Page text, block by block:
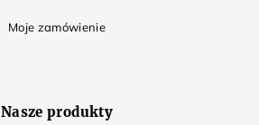
Moje zamówienie
Nasze produkty